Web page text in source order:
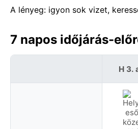
A lényeg: igyon sok vizet,
7 napos időjárás-
H 3.